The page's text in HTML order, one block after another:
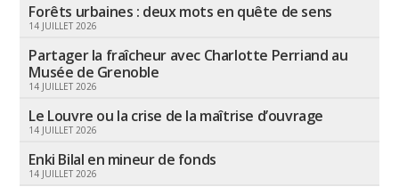
Forêts urbaines : deux mots en quête de sens
14 JUILLET 2026
Partager la fraîcheur avec Charlotte Perriand au
Musée de Grenoble
14 JUILLET 2026
Le Louvre ou la crise de la maîtrise d’ouvrage
14 JUILLET 2026
Enki Bilal en mineur de fonds
14 JUILLET 2026